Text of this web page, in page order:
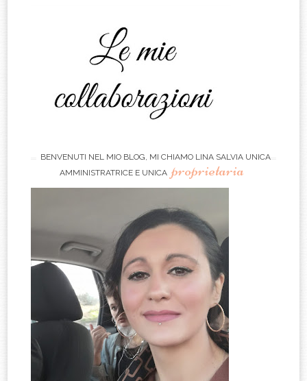
BENVENUTI NEL MIO BLOG, MI CHIAMO LINA SALVIA UNICA
AMMINISTRATRICE E UNICA proprietaria